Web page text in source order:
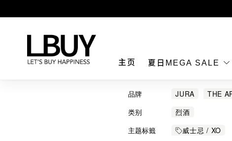
主页 夏日MEGA SALE
品牌 JURA THE
REMY MARTIN
MOUNT GAY
类别
烈酒
主题标籤
威士忌 / XO